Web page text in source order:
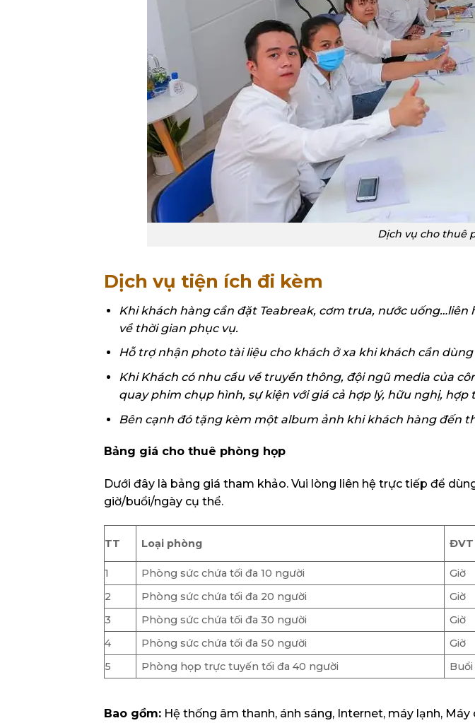
Dịch vụ cho thuê
Dịch vụ tiện ích đi kèm
Khi khách hàng cần đặt Teabreak, cơm trưa, nước uống…liên
về thời gian phục vụ.
Hỗ trợ nhận photo tài liệu cho khách ở xa khi khách cần dùng
Khi Khách có nhu cầu về truyền thông, đội ngũ media của
quay phim chụp hình, sự kiện với giá cả hợp lý, hữu nghị, hợp
Bên cạnh đó tặng kèm một album ảnh khi khách hàng đến
Bảng giá cho thuê phòng họp
Dưới đây là bảng giá tham khảo. Vui lòng liên hệ trực tiếp để
giờ/buổi/ngày cụ thể.
TT Loại phòng ĐVT
1
Phòng sức chứa tối đa 10 người Giờ
2
Phòng sức chứa tối đa 20 người Giờ
3
Phòng sức chứa tối đa 30 người Giờ
4
Phòng sức chứa tối đa 50 người Giờ
5
Phòng họp trực tuyến tối đa 40 người Buổi
Bao gồm: Hệ thống âm thanh, ánh sáng, Internet, máy lạnh,